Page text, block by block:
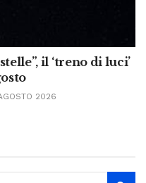
il ‘treno di luci’
2026